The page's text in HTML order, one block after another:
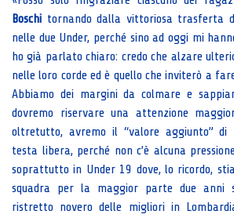
Boschi tornando dalla vittoriosa trasferta
nelle due Under, perché sino ad oggi mi
ho già parlato chiaro: credo che alzare
nelle loro corde ed è quello che inviterò a
Abbiamo dei margini da colmare e
dovremo riservare una attenzione
oltretutto, avremo il “valore aggiunto” di
testa libera, perché non c’è alcuna
soprattutto in Under 19 dove, lo ricordo,
squadra per la maggior parte due anni
ristretto novero delle migliori in